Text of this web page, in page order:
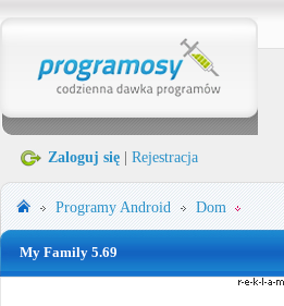
Zaloguj się Rejestracja
ProgramyAndroid Dom
My Family 5.69